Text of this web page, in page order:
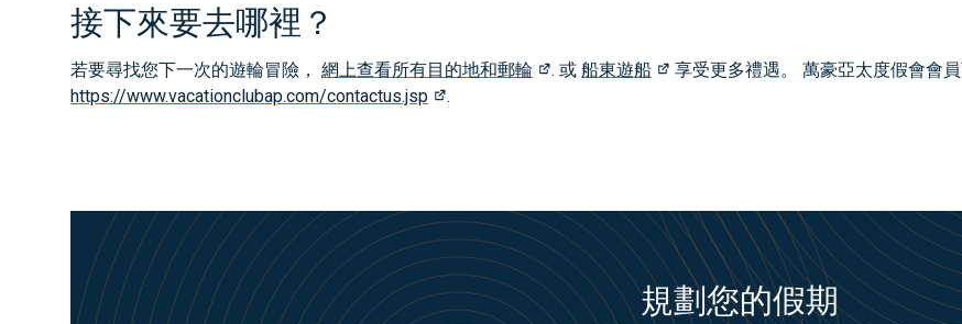
接下來要去哪裡？
若要尋找您下一次的遊輪冒險， 網上查看所有目的地和郵輪 . 或 船東遊船
享受更多禮遇。 萬豪亞太度假會會
https://www.vacationclubap.com/contactus.jsp
.
規劃您的假期